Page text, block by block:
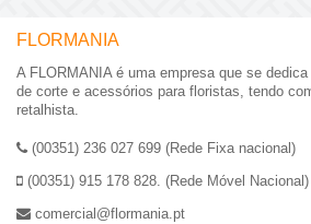
FLORMANIA
A FLORMANIA é uma empresa que se
de corte e acessórios para floristas, tendo
retalhista.
(00351) 236 027 699 (Rede Fixa nacional)
(00351) 915 178 828. (Rede Móvel Nacional)
comercial@flormania.pt